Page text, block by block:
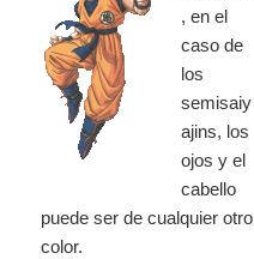
, en el
caso de
los
semisaiy
ajins, los
ojos y el
cabello
puede ser de cualquier otro
color.